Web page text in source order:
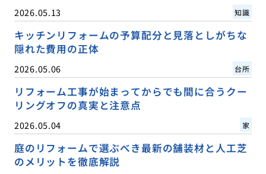
2026.05.13 知識
キッチンリフォームの予算配分と見落としがちな
隠れた費用の正体
2026.05.06 台所
リフォーム工事が始まってからでも間に合うクー
リングオフの真実と注意点
2026.05.04 家
庭のリフォームで選ぶべき最新の舗装材と人工芝
のメリットを徹底解説